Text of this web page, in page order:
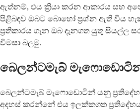
ඇත්නම්, එය ක්‍රියා කරන ආකාරය සහ
පිළිබඳව ඔබට බොහෝ ප්‍රශ්න ඇති විය
ප්‍රතිකාරය ගැන ඔබ දැනගත යුතු සියල්ල
විමසා බලමු.
බෙලන්ටමැබ්
බෙලන්ටමැබ් මැෆොඩොටින් යනු
අදහස් කරන්නේ එය ඉලක්කගත